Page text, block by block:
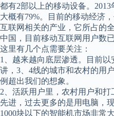
都有2部以上的移动设备。
大概有79%。目前的移动经济
互联网相关的产业，它所占的
中国，目前移动互联网用户数已
这里有几个点需要关注：
1、越来越向底层渗透。目前
讲，3、4线的城市和农村的用
例超出我们的想象。
2、活跃用户里，农村用户和
先进，过去更多的是用电脑，
1000块以下的智能机市场非常大